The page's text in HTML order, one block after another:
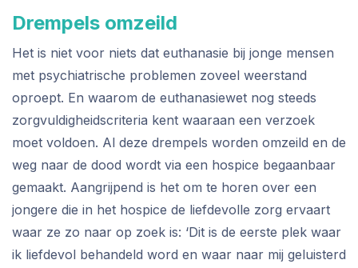
Drempels omzeild
Het is niet voor niets dat euthanasie bij jonge mensen
met psychiatrische problemen zoveel weerstand
oproept. En waarom de euthanasiewet nog steeds
zorgvuldigheidscriteria kent waaraan een verzoek
moet voldoen. Al deze drempels worden omzeild en de
weg naar de dood wordt via een hospice begaanbaar
gemaakt. Aangrijpend is het om te horen over een
jongere die in het hospice de liefdevolle zorg ervaart
waar ze zo naar op zoek is: ‘Dit is de eerste plek waar
ik liefdevol behandeld word en waar naar mij geluisterd